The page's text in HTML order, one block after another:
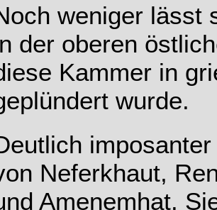
weniger lässt
der oberen
Kammer in
wurde.
Neferkhaut,
Amenemhat.